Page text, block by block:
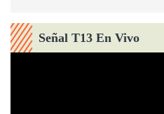
Señal T13 En Vivo